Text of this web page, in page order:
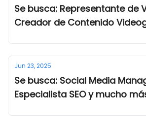
Se busca: Representante de
Creador de Contenido
Jun 23, 2025
Se busca: Social Media
Especialista SEO y mucho